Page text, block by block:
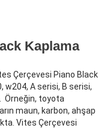
Kaplama
Çerçevesi Piano Black
w204, A serisi, B serisi,
Örneğin, toyota
maun, karbon, ahşap
Vites Çerçevesi